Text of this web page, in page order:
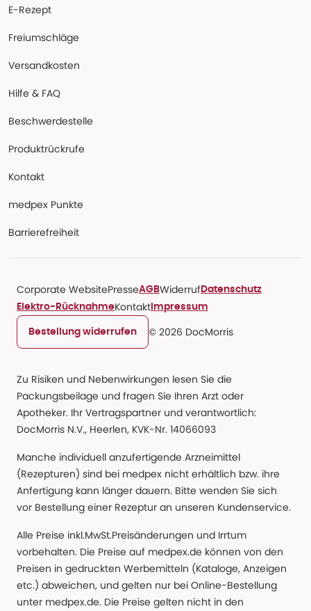
E-Rezept
Freiumschläge
Versandkosten
Hilfe & FAQ
Beschwerdestelle
Produktrückrufe
Kontakt
medpex Punkte
Barrierefreiheit
Corporate WebsitePresseAGBWiderruf Datenschutz
Elektro-RücknahmeKontakt Impressum
Bestellung widerrufen © 2026 DocMorris
Zu Risiken und Nebenwirkungen lesen Sie die
Packungsbeilage und fragen Sie Ihren Arzt oder
Apotheker. Ihr Vertragspartner und verantwortlich:
DocMorris N.V., Heerlen, KVK-Nr. 14066093
Manche individuell anzufertigende Arzneimittel
(Rezepturen) sind bei medpex nicht erhältlich bzw. ihre
Anfertigung kann länger dauern. Bitte wenden Sie sich
vor Bestellung einer Rezeptur an unseren Kundenservice.
Alle Preise inkl.MwSt.Preisänderungen und Irrtum
vorbehalten. Die Preise auf medpex.de können von den
Preisen in gedruckten Werbemitteln (Kataloge, Anzeigen
etc.) abweichen, und gelten nur bei Online-Bestellung
unter medpex.de. Die Preise gelten nicht in den